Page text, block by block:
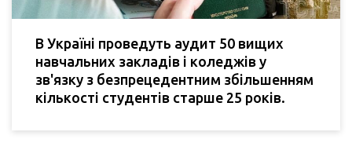
В Україні проведуть аудит 50 вищих
навчальних закладів і коледжів у
зв'язку з безпрецедентним збільшенням
кількості студентів старше 25 років.